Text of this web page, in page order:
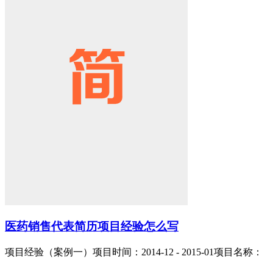
医药销售代表简历项目经验怎么写
项目经验（案例一）项目时间：2014-12 - 2015-01项目名称：